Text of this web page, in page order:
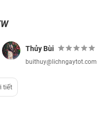
Thủy Bùi
buithuy@lichngaytot.com
tiết